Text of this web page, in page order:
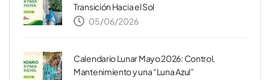
Transición Hacia el Sol
05/06/2026
Calendario Lunar Mayo 2026: Control,
Mantenimiento y una “Luna Azul”